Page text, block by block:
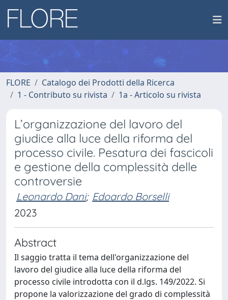
FLORE
Catalogo dei Prodotti della Ricerca
1 - Contributo su rivista
1a - Articolo su rivista
L’organizzazione del lavoro del
giudice alla luce della riforma del
processo civile. Pesatura dei fascicoli
e gestione della complessità delle
controversie
Leonardo Dani; Edoardo Borselli
2023
Abstract
Il saggio tratta il tema dell'organizzazione del
lavoro del giudice alla luce della riforma del
processo civile introdotta con il d.lgs. 149/2022. Si
propone la valorizzazione del grado di complessità